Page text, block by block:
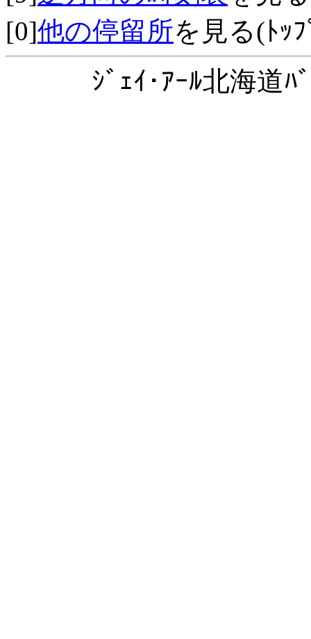
[0]他の停留所を見る(ﾄｯ
ｼﾞｪｲ･ｱｰﾙ北海道